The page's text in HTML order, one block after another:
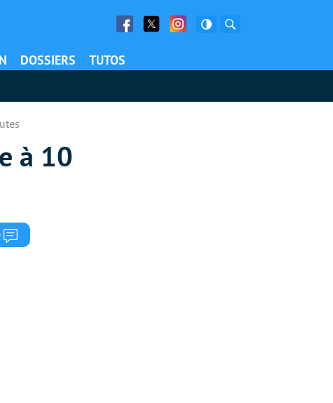
Facebook
Twitter Facebook
DOSSIERS TUTOS
à 10
Commentaires